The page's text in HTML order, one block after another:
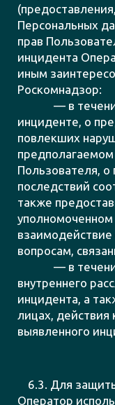
Персональных
прав
инцидента
иным
Роскомнадзор:
— в течение
инциденте, о
повлекших
Пользователя, о
последствий
также
вопросам,
— в течение
внутреннего
инцидента, а
лицах, действия
выявленного
6.3. Для
Оператор